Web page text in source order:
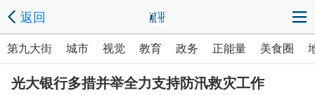
返回
第九大街 城市 视觉 教育 政务 正能量 美食圈
光大银行多措并举全力支持防汛救灾工作